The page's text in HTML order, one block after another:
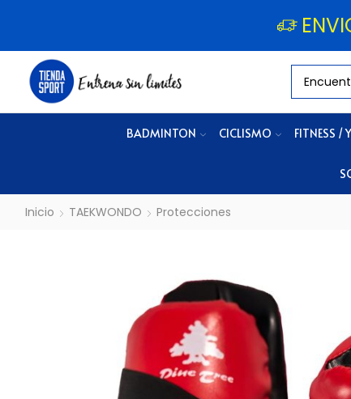
BADMINTON CICLISMO FITNESS /
Inicio TAEKWONDO Protecciones